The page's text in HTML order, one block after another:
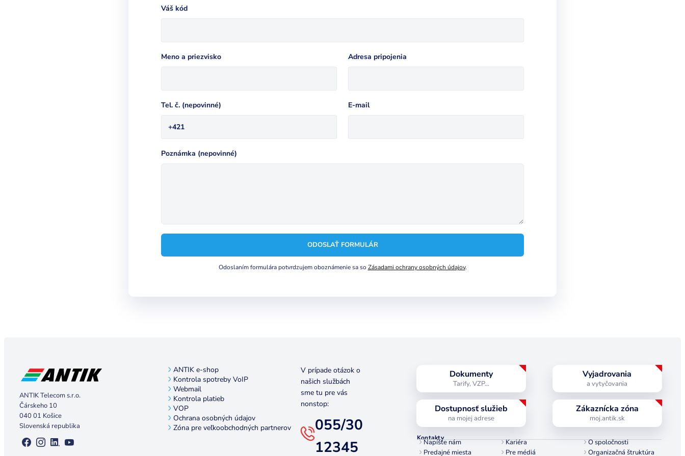
Zobraziť stránku
Váš kód
Meno a priezvisko Adresa pripojenia
Tel. č. (nepovinné)
+421
E-mail
Poznámka (nepovinné)
ODOSLAŤ FORMULÁR
Odoslaním formulára potvrdzujem oboznámenie sa so Zásadami ochrany osobných údajov.
ANTIK Telecom s.r.o.
Čárskeho 10
040 01 Košice
Slovenská republika
ANTIK e-shop
Kontrola spotreby VoIP
Webmail
Kontrola platieb
VOP
Ochrana osobných údajov
Zóna pre veľkoobchodných partnerov
V prípade otázok o
našich službách
sme tu pre vás
nonstop:
055/30
12345
Dokumenty
Tarify, VZP…
Vyjadrovania
a vytyčovania
Dostupnosť služieb
na mojej adrese
Zákaznícka zóna
moj.antik.sk
Kontakty
Napíšte nám Kariéra
O spoločnosti
Predajné miesta
Pre médiá Organizačná štruktúra